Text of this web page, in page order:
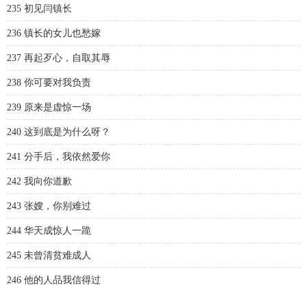
235 初见闫镇长
236 镇长的女儿也愁嫁
237 再起歹心，自取其辱
238 你可要对我负责
239 原来是虚惊一场
240 这到底是为什么呀？
241 分手后，我依然爱你
242 我向你道歉
243 张嫂，你别难过
244 华天成惊人一跪
245 未曾清贫难成人
246 他的人品我信得过